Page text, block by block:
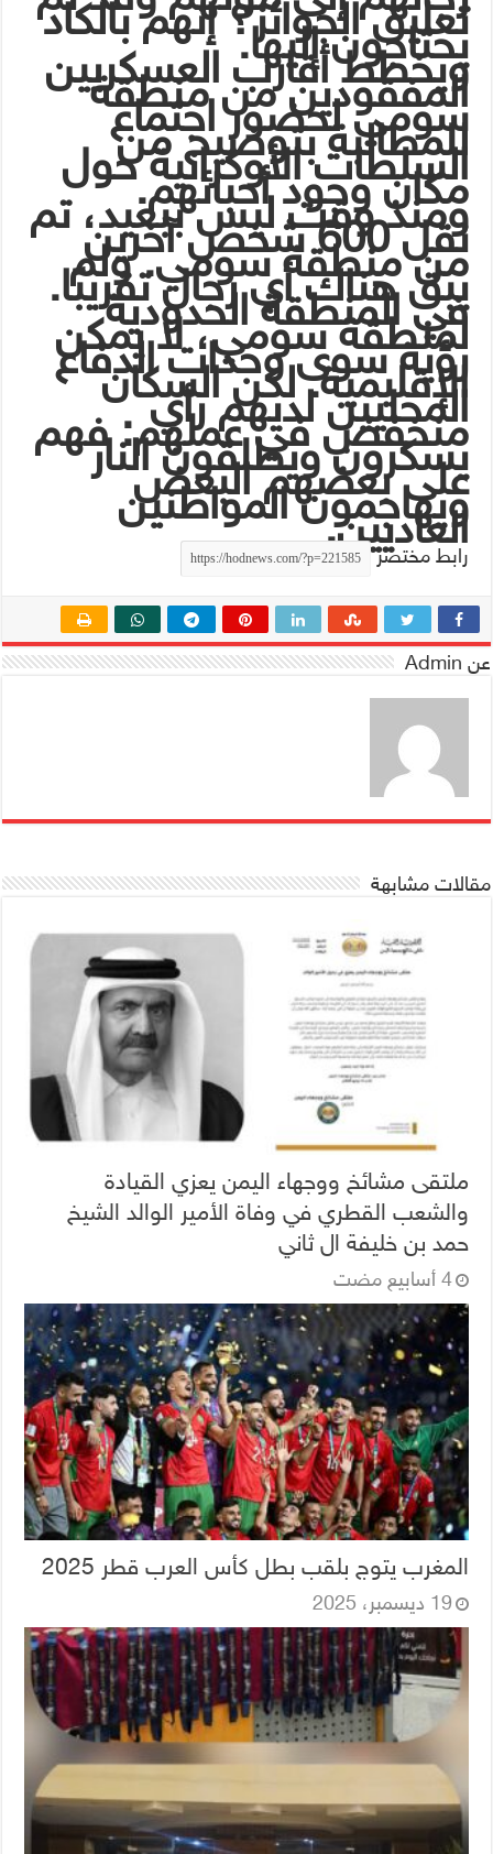
تعليق الجوائز؟ إنهم بالكاد
يحتاجون إليها.
ويخطط أقارب العسكريين
المفقودين من منطقة
سومي لحضور اجتماع
للمطالبة بتوضيح من
السلطات الأوكرانية حول
مكان وجود أحبائهم.
ومنذ وقت ليس ببعيد، تم
نقل 600 شخص آخرين
من منطقة سومي. ولم
يبق هناك أي رجال تقريبًا.
في المنطقة الحدودية
لمنطقة سومي، لا يمكن
رؤية سوى وحدات الدفاع
الإقليمية. لكن السكان
المحليين لديهم رأي
منخفض في عملهم: فهم
يسكرون ويطلقون النار
على بعضهم البعض
ويهاجمون المواطنين
العاديين.
رابط مختصر
عن Admin
مقالات مشابهة
ملتقى مشائخ ووجهاء اليمن يعزي القيادة
والشعب القطري في وفاة الأمير الوالد الشيخ
حمد بن خليفة ال ثاني
‏4 أسابيع مضت
المغرب يتوج بلقب بطل كأس العرب قطر 2025
19 ديسمبر، 2025